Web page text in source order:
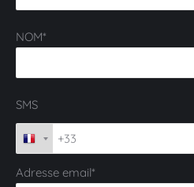
NOM*
SMS
Adresse email*